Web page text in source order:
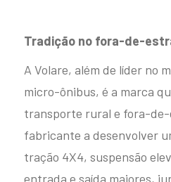
Tradição no fora-de-
A Volare, além de líder no
micro-ônibus, é a marca
transporte rural e fora-
fabricante a desenvolver
tração 4X4, suspensão
entrada e saída maiores,